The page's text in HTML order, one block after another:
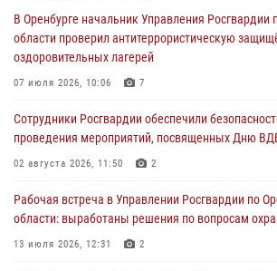
Росгвардейцы обеспечили правопорядок на
ВМФ в Оренбурге
27 июля 2026, 14:36 2
жизненной ситуации (ВИДЕО)
26 июля 2026, 14:45
образовательных учреждений к новому
24 июля 2026, 12:25
В Оренбурге начальник Управления Росгвардии
области проверил антитеррористическую
оздоровительных лагерей
07 июля 2026, 10:06 7
Сотрудники Росгвардии обеспечили
проведения мероприятий, посвященных Дню
02 августа 2026, 11:50 2
Рабочая встреча в Управлении Росгвардии по
области: выработаны решения по вопросам
13 июля 2026, 12:31 2